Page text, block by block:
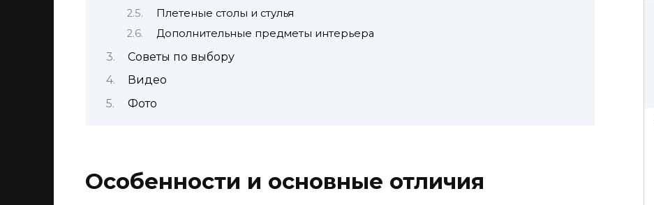
Плетеные столы и стулья
Дополнительные предметы интерьера
Советы по выбору
Видео
Фото
Особенности и основные отличия